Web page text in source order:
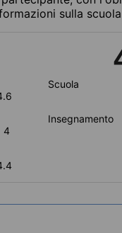
sulla
Scuola
4
Insegnamento